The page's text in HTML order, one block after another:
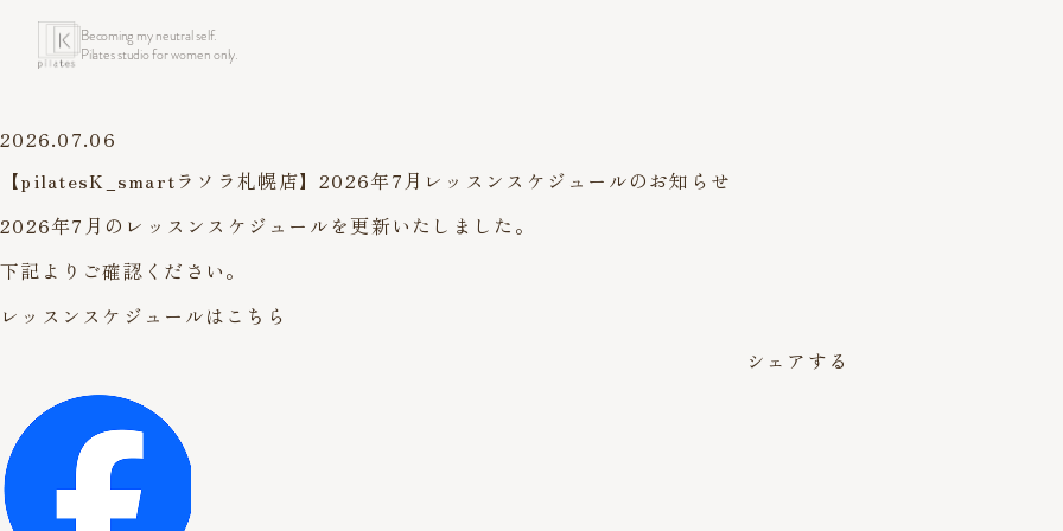
Becoming my neutral self.
Pilates studio for women only.
2026.07.06
【pilatesK_smartラソラ札幌店】2026年7月レッスンスケジュールのお知らせ
2026年7月のレッスンスケジュールを更新いたしました。
下記よりご確認ください。
レッスンスケジュールはこちら
シェアする